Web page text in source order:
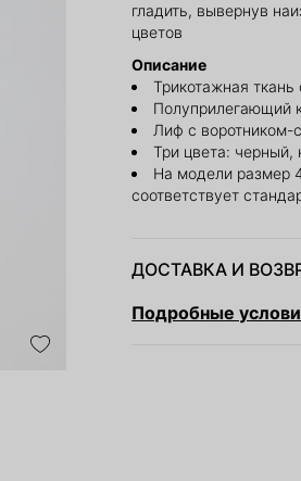
гладить, вывернув
цветов
Описание
Трикотажная ткань
Полуприлегающий
Лиф с воротником-
Три цвета: черный,
На модели размер
соответствует
ДОСТАВКА И
Подробные